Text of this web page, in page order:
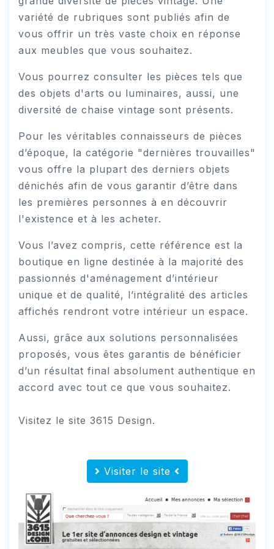
variété de rubriques sont publiés afin de
vous offrir un très vaste choix en réponse
aux meubles que vous souhaitez.
Vous pourrez consulter les pièces tels que
des objets d'arts ou luminaires, aussi, une
diversité de chaise vintage sont présents.
Pour les véritables connaisseurs de pièces
d’époque, la catégorie "dernières trouvailles"
vous offre la plupart des derniers objets
dénichés afin de vous garantir d’être dans
les premières personnes à en découvrir
l'existence et à les acheter.
Vous l’avez compris, cette référence est la
boutique en ligne destinée à la majorité des
passionnés d'aménagement d’intérieur
unique et de qualité, l’intégralité des articles
affichés rendront votre intérieur un espace.
Aussi, grâce aux solutions personnalisées
proposés, vous êtes garantis de bénéficier
d’un résultat final absolument authentique en
accord avec tout ce que vous souhaitez.
Visitez le site 3615 Design.
Visiter le site